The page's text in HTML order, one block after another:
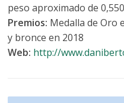
peso aproximado de
Premios: Medalla de Oro
y bronce en 2018
Web: http://